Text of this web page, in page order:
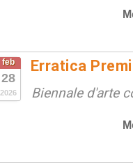
feb
28
2026
Erratica
Biennale d'arte